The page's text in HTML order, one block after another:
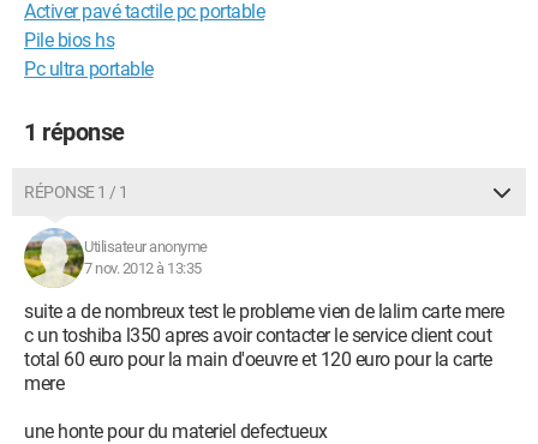
Activer pavé tactile pc portable
Pile bios hs
Pc ultra portable
1 réponse
RÉPONSE 1 / 1
Utilisateur anonyme
7 nov. 2012 à 13:35
suite a de nombreux test le probleme vien de lalim carte mere
c un toshiba l350 apres avoir contacter le service client cout
total 60 euro pour la main d'oeuvre et 120 euro pour la carte
mere
une honte pour du materiel defectueux